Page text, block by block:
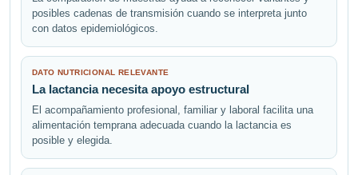
posibles cadenas de transmisión cuando se interpreta junto
con datos epidemiológicos.
DATO NUTRICIONAL RELEVANTE
La lactancia necesita apoyo estructural
El acompañamiento profesional, familiar y laboral facilita una
alimentación temprana adecuada cuando la lactancia es
posible y elegida.